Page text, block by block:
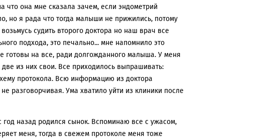
что она мне сказала зачем, если эндометрий
но я рада что тогда малыши не прижились, потому
судить второго доктора но наш врач все
подхода, это печально... мне напомнило это
готовы на все, ради долгожданного малыша. У меня
из них свои. Все приходилось выпрашивать:
протокола. Всю информацию из доктора
разговорчивая. Ума хватило уйти из клиники после
назад родился сынок. Вспоминаю все с ужасом,
меня, тогда в свежем протоколе меня тоже